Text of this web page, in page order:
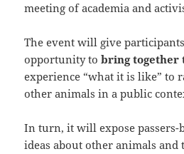
meeting of academia and
The event will give
opportunity tobring together
experience “what it is like” to
other animals in a public
In turn, it will expose passers-
ideas about other animals